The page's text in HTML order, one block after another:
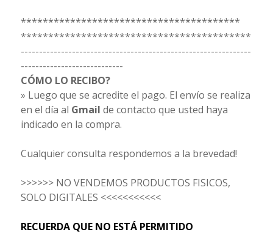
****************************************
******************************************
---------------------------------------------------------------
----------------------------
CÓMO LO RECIBO?
» Luego que se acredite el pago. El envío se realiza
en el día al Gmail de contacto que usted haya
indicado en la compra.
Cualquier consulta respondemos a la brevedad!
>>>>>> NO VENDEMOS PRODUCTOS FISICOS,
SOLO DIGITALES <<<<<<<<<<<
RECUERDA QUE NO ESTÁ PERMITIDO